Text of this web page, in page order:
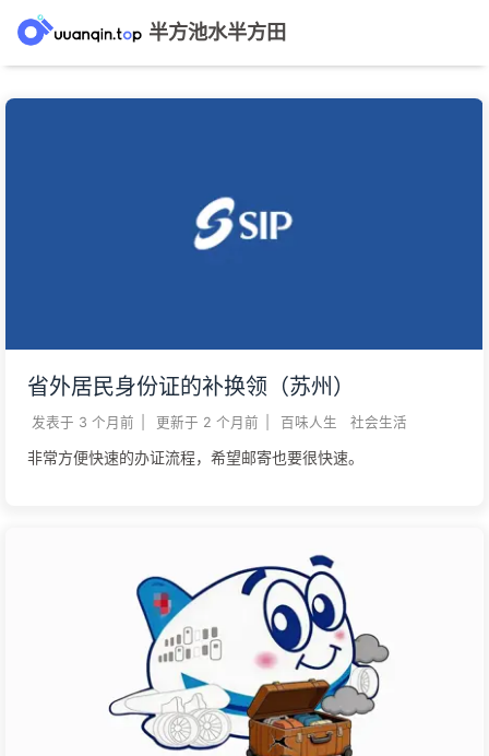
半方池水半方田
省外居民身份证的补换领（苏州）
发表于 3 个月前 更新于 2 个月前 百味人生 社会生活
非常方便快速的办证流程，希望邮寄也要很快速。